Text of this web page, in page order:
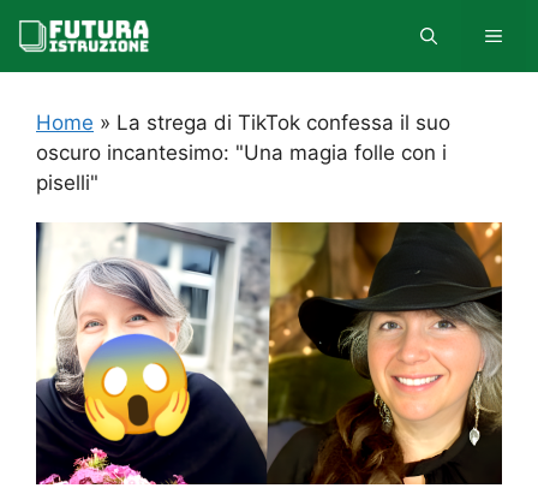
contenuto
Home » La strega di TikTok confessa il suo
oscuro incantesimo: "Una magia folle con i
piselli"